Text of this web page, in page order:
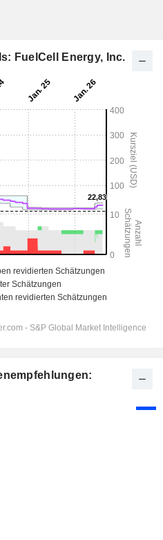
FuelCell Energy, Inc.